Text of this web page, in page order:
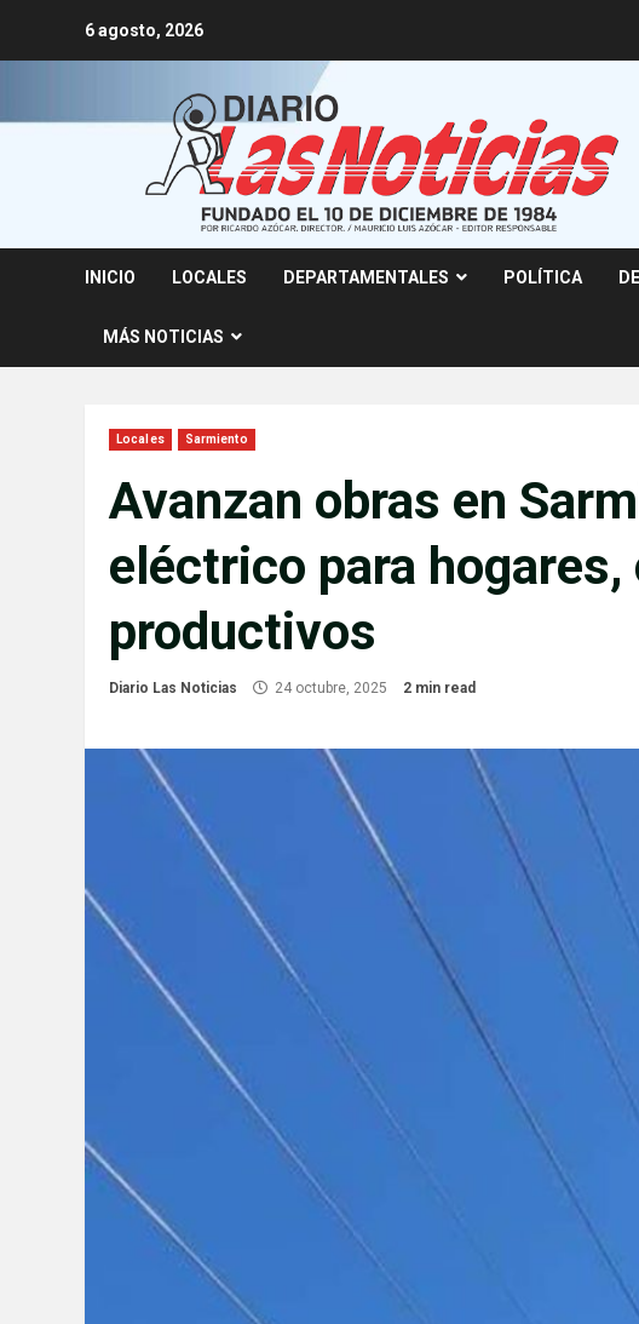
6 agosto, 2026
INICIO LOCALES DEPARTAMENTALES POLÍTICA
MÁS NOTICIAS
Locales Sarmiento
Avanzan obras en
eléctrico para
productivos
Diario Las Noticias 24 octubre, 2025 2 min read